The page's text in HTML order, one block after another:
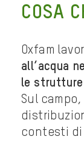
COSA
Oxfam
all’acqua
le
Sul
contesti